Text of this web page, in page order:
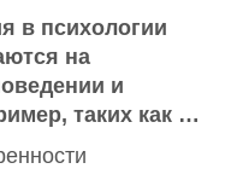
в психологии
на
и
таких как …